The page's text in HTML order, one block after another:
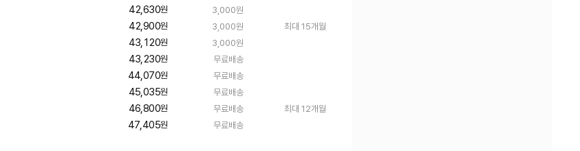
42,630원 3,000원
42,900원
빠
배
송
3,000원 최대 15개월
43,120원 3,000원
43,230원 무료배송
44,070원 무료배송
45,035원
무료배송
46,800원 무료배송 최대 12개월
47,405원 무료배송